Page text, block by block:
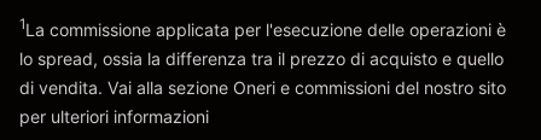
Vai alla piattaforma
1La commissione applicata per l'esecuzione delle operazioni è
lo spread, ossia la differenza tra il prezzo di acquisto e quello
di vendita. Vai alla sezione Oneri e commissioni del nostro sito
per ulteriori informazioni